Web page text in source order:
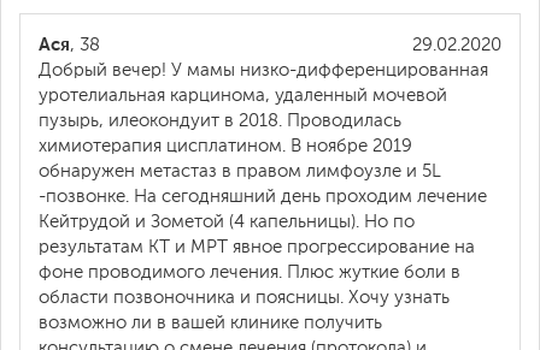
29.02.2020
Ася, 38
Добрый вечер! У мамы низко-дифференцированная
уротелиальная карцинома, удаленный мочевой
пузырь, илеокондуит в 2018. Проводилась
химиотерапия цисплатином. В ноябре 2019
обнаружен метастаз в правом лимфоузле и 5L
-позвонке. На сегодняшний день проходим лечение
Кейтрудой и Зометой (4 капельницы). Но по
результатам КТ и МРТ явное прогрессирование на
фоне проводимого лечения. Плюс жуткие боли в
области позвоночника и поясницы. Хочу узнать
возможно ли в вашей клинике получить